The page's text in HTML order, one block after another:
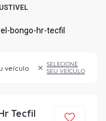
veículo
SELECIONE
SEU VEÍCULO
Tecfil